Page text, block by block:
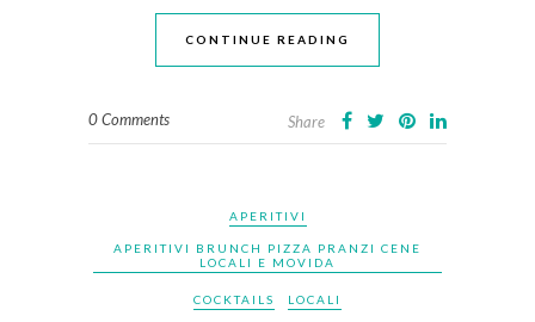
CONTINUE READING
0 Comments Share
APERITIVI
APERITIVI BRUNCH PIZZA PRANZI CENE
LOCALI E MOVIDA
COCKTAILS LOCALI